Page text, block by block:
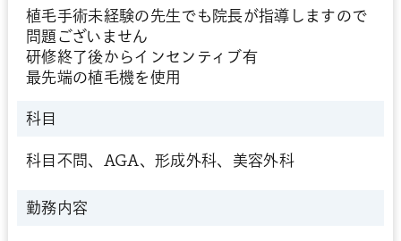
植毛手術未経験の先生でも院長が指導しますので
問題ございません
研修終了後からインセンティブ有
最先端の植毛機を使用
科目
科目不問、AGA、形成外科、美容外科
勤務内容